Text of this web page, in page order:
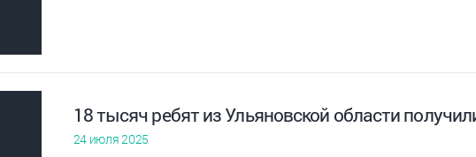
18 тысяч ребят из Ульяновской области
24 июля 2025